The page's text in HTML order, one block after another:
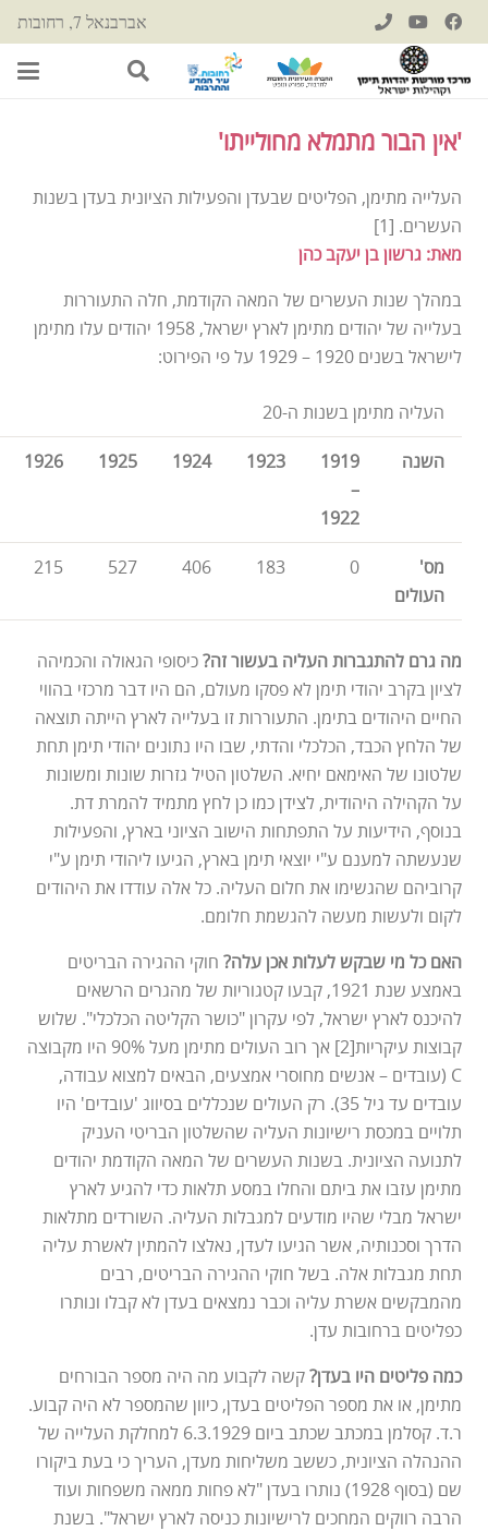
אברבנאל 7, רחובות
'אין הבור מתמלא מחולייתו'
העלייה מתימן, הפליטים שבעדן והפעילות הציונית בעדן בשנות
העשרים. [1]
מאת: גרשון בן יעקב כהן
במהלך שנות העשרים של המאה הקודמת, חלה התעוררות
בעלייה של יהודים מתימן לארץ ישראל, 1958 יהודים עלו מתימן
לישראל בשנים 1920 – 1929 על פי הפירוט:
העליה מתימן בשנות ה-20
השנה
1919
–
1922
1923
1924
1925
1926
מס'
העולים
0
183
406
527
215
מה גרם להתגברות העליה בעשור זה?כיסופי הגאולה והכמיהה
לציון בקרב יהודי תימן לא פסקו מעולם, הם היו דבר מרכזי בהווי
החיים היהודים בתימן. התעוררות זו בעלייה לארץ הייתה תוצאה
של הלחץ הכבד, הכלכלי והדתי, שבו היו נתונים יהודי תימן תחת
שלטונו של האימאם יחיא. השלטון הטיל גזרות שונות ומשונות
על הקהילה היהודית, לצידן כמו כן לחץ מתמיד להמרת דת.
בנוסף, הידיעות על התפתחות הישוב הציוני בארץ, והפעילות
שנעשתה למענם ע"י יוצאי תימן בארץ, הגיעו ליהודי תימן ע"י
קרוביהם שהגשימו את חלום העליה. כל אלה עודדו את היהודים
לקום ולעשות מעשה להגשמת חלומם.
האם כל מי שבקש לעלות אכן עלה? חוקי ההגירה הבריטים
באמצע שנת 1921, קבעו קטגוריות של מהגרים הרשאים
להיכנס לארץ ישראל, לפי עקרון "כושר הקליטה הכלכלי". שלוש
קבוצות עיקריות[2] אך רוב העולים מתימן מעל 90% היו מקבוצה
C (עובדים – אנשים מחוסרי אמצעים, הבאים למצוא עבודה,
עובדים עד גיל 35). רק העולים שנכללים בסיווג 'עובדים' היו
תלויים במכסת רישיונות העליה שהשלטון הבריטי העניק
לתנועה הציונית. בשנות העשרים של המאה הקודמת יהודים
מתימן עזבו את ביתם והחלו במסע תלאות כדי להגיע לארץ
ישראל מבלי שהיו מודעים למגבלות העליה. השורדים מתלאות
הדרך וסכנותיה, אשר הגיעו לעדן, נאלצו להמתין לאשרת עליה
תחת מגבלות אלה. בשל חוקי ההגירה הבריטים, רבים
מהמבקשים אשרת עליה וכבר נמצאים בעדן לא קבלו ונותרו
כפליטים ברחובות עדן.
כמה פליטים היו בעדן?קשה לקבוע מה היה מספר הבורחים
מתימן, או את מספר הפליטים בעדן, כיוון שהמספר לא היה קבוע.
ר.ד. קסלמן במכתב שכתב ביום 6.3.1929 למחלקת העלייה של
ההנהלה הציונית, כששב משליחות מעדן, העריך כי בעת ביקורו
שם (בסוף 1928) נותרו בעדן "לא פחות ממאה משפחות ועוד
הרבה רווקים המחכים לרישיונות כניסה לארץ ישראל". בשנת